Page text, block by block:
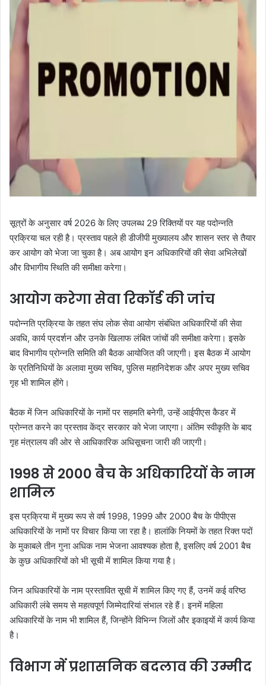
सूत्रों के अनुसार वर्ष 2026 के लिए उपलब्ध 29 रिक्तियों पर यह पदोन्नति
प्रक्रिया चल रही है। प्रस्ताव पहले ही डीजीपी मुख्यालय और शासन स्तर से तैयार
कर आयोग को भेजा जा चुका है। अब आयोग इन अधिकारियों की सेवा अभिलेखों
और विभागीय स्थिति की समीक्षा करेगा।
आयोग करेगा सेवा रिकॉर्ड की जांच
पदोन्नति प्रक्रिया के तहत संघ लोक सेवा आयोग संबंधित अधिकारियों की सेवा
अवधि, कार्य प्रदर्शन और उनके खिलाफ लंबित जांचों की समीक्षा करेगा। इसके
बाद विभागीय प्रोन्नति समिति की बैठक आयोजित की जाएगी। इस बैठक में आयोग
के प्रतिनिधियों के अलावा मुख्य सचिव, पुलिस महानिदेशक और अपर मुख्य सचिव
गृह भी शामिल होंगे।
बैठक में जिन अधिकारियों के नामों पर सहमति बनेगी, उन्हें आईपीएस कैडर में
प्रोन्नत करने का प्रस्ताव केंद्र सरकार को भेजा जाएगा। अंतिम स्वीकृति के बाद
गृह मंत्रालय की ओर से आधिकारिक अधिसूचना जारी की जाएगी।
1998 से 2000 बैच के अधिकारियों के नाम
शामिल
इस प्रक्रिया में मुख्य रूप से वर्ष 1998, 1999 और 2000 बैच के पीपीएस
अधिकारियों के नामों पर विचार किया जा रहा है। हालांकि नियमों के तहत रिक्त पदों
के मुकाबले तीन गुना अधिक नाम भेजना आवश्यक होता है, इसलिए वर्ष 2001 बैच
के कुछ अधिकारियों को भी सूची में शामिल किया गया है।
जिन अधिकारियों के नाम प्रस्तावित सूची में शामिल किए गए हैं, उनमें कई वरिष्ठ
अधिकारी लंबे समय से महत्वपूर्ण जिम्मेदारियां संभाल रहे हैं। इनमें महिला
अधिकारियों के नाम भी शामिल हैं, जिन्होंने विभिन्न जिलों और इकाइयों में कार्य किया
है।
विभाग में प्रशासनिक बदलाव की उम्मीद